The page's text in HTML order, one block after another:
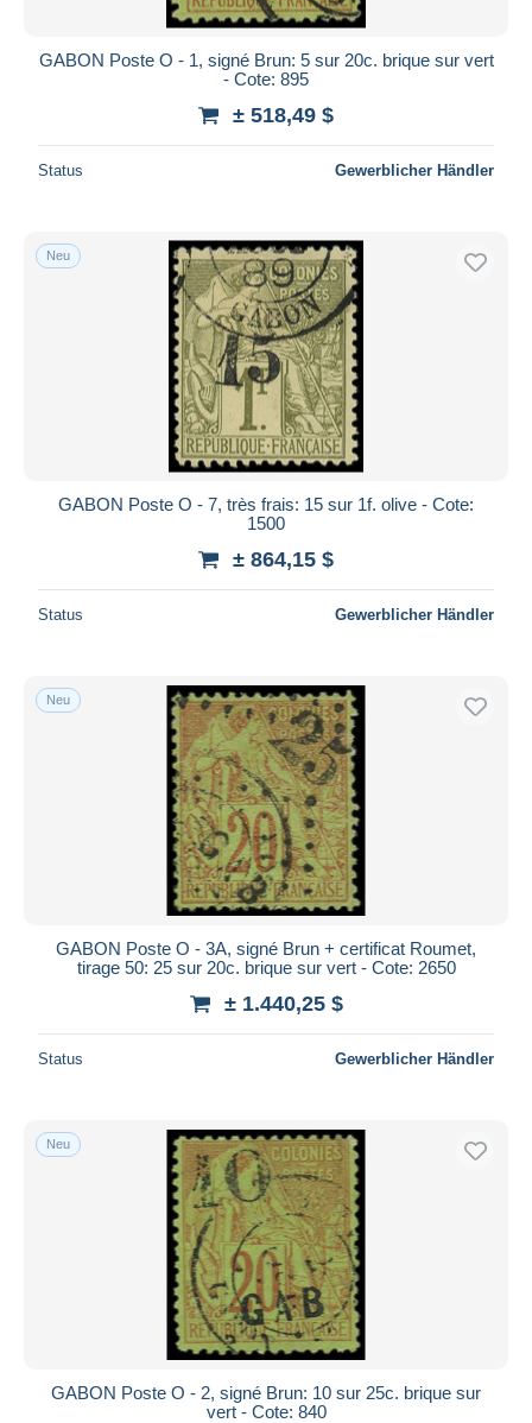
GABON Poste O - 1, signé Brun: 5 sur 20c. brique sur vert
- Cote: 895
± 518,49 $
Status Gewerblicher Händler
Neu
GABON Poste O - 7, très frais: 15 sur 1f. olive - Cote:
1500
± 864,15 $
Status Gewerblicher Händler
Neu
GABON Poste O - 3A, signé Brun + certificat Roumet,
tirage 50: 25 sur 20c. brique sur vert - Cote: 2650
± 1.440,25 $
Status Gewerblicher Händler
Neu
GABON Poste O - 2, signé Brun: 10 sur 25c. brique sur
vert - Cote: 840